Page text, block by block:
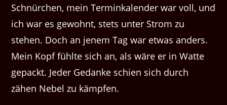
Schnürchen, mein Terminkalender war voll, und
ich war es gewohnt, stets unter Strom zu
stehen. Doch an jenem Tag war etwas anders.
Mein Kopf fühlte sich an, als wäre er in Watte
gepackt. Jeder Gedanke schien sich durch
zähen Nebel zu kämpfen.